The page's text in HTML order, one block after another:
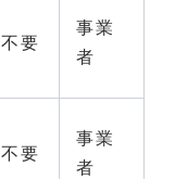
不要
事業
者
不要
事業
者